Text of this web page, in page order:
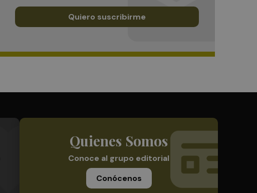
Quiero suscribirme
Quienes Somos
Conoce al grupo editorial
Conócenos